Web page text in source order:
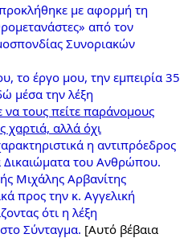
με αφορμή τη
από τον
Συνοριακών
το έργο μου, την εμπειρία 35
μέσα την λέξη
να τους πείτε παράνομους
χαρτιά, αλλά όχι
η αντιπρόεδρος
Δικαιώματα του Ανθρώπου.
Μιχάλης Αρβανίτης
προς την κ. Αγγελική
ότι η λέξη
Σύνταγμα. [Αυτό βέβαια